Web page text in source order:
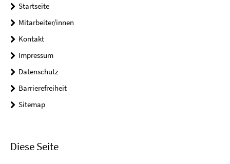
Startseite
Mitarbeiter/innen
Kontakt
Impressum
Datenschutz
Barrierefreiheit
Sitemap
Diese Seite